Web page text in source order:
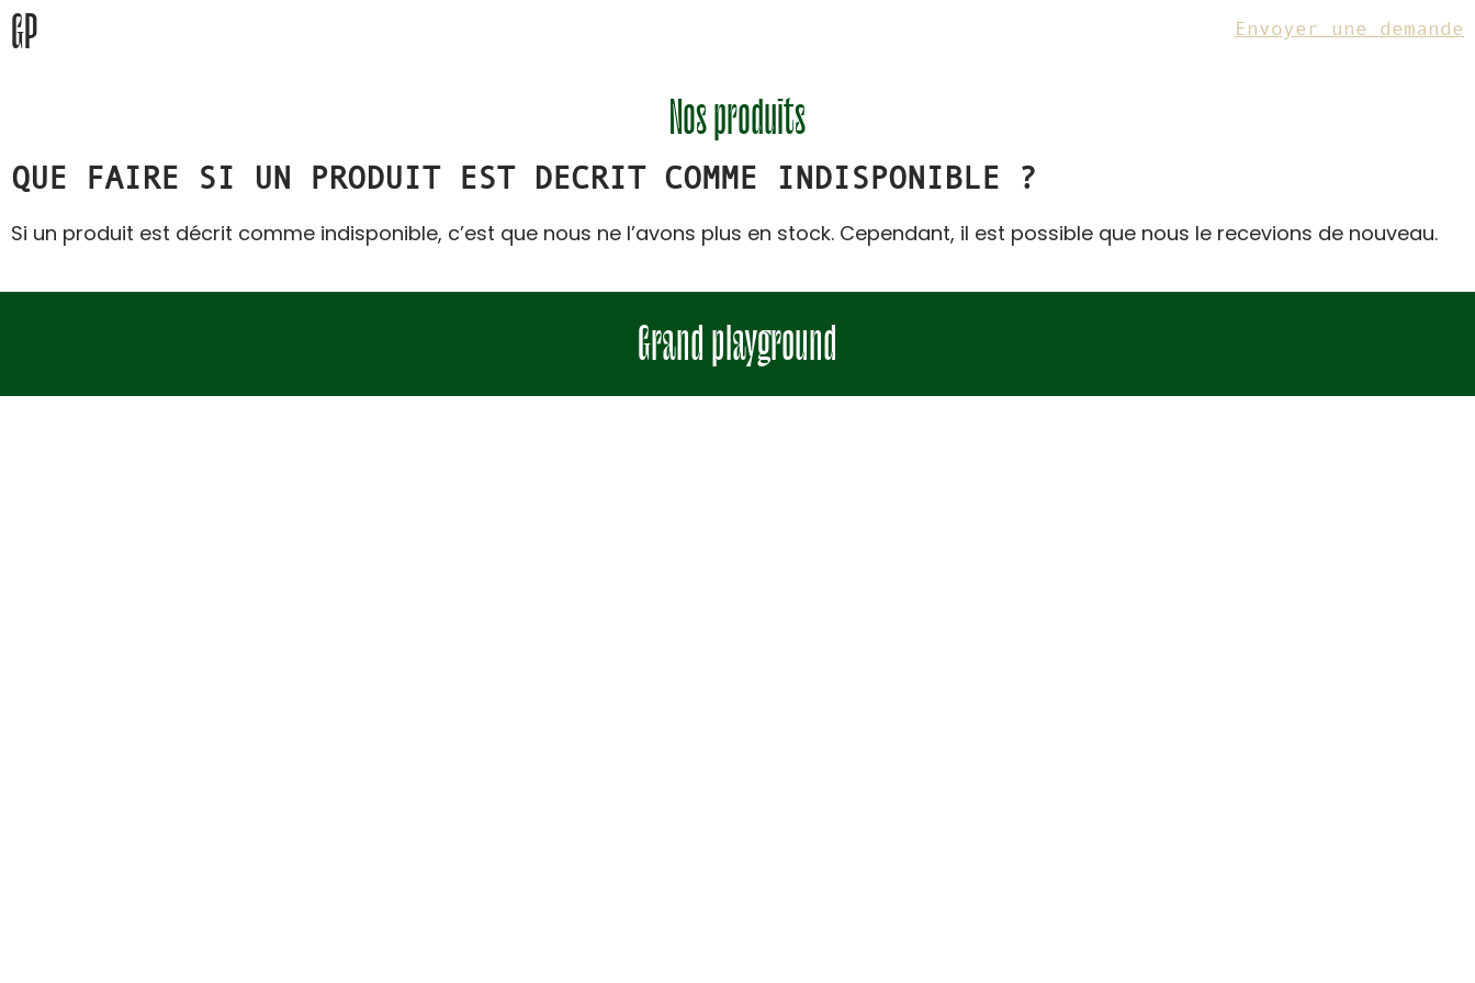
GP Envoyer une demande
Nos produits
QUE FAIRE SI UN PRODUIT EST DECRIT COMME INDISPONIBLE ?
Si un produit est décrit comme indisponible, c’est que nous ne l’avons plus en stock. Cependant, il est possible que nous le recevions de nouveau.
Grand playground